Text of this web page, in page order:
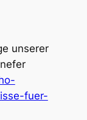
unserer
fuer-